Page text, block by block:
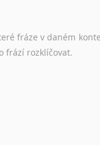
životopis. Tak dost
fráze v daném
frází rozklíčovat.